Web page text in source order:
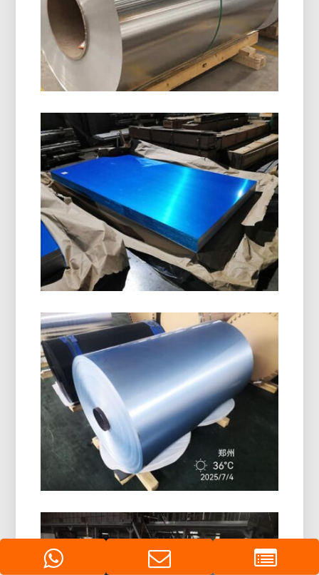
8011 H14 알루미늄 클로저 코일
8011 H14 알루미늄 클로저 코일은 병 뚜껑 제조용
으로 특별히 설계되었습니다., ROPP 캡, 스크류
캡, 및 음료 폐쇄. 그것은 탁월한 형성성을 제공합
니다, 내식성, 우수한 표면 품질.
해양 등급 5086 H116 알루미늄 플
레이트
해양 등급 알아보기 5086 H116 알루미늄 플레이트
는 선체에서 뛰어난 성능을 제공합니다., 갑판, 검
증된 강도의 균형을 갖춘 해양 장비, 내구성, 그리
고 가벼운 디자인.
PE 코팅 알루미늄 호일 롤
고품질 PE 코팅 알루미늄 호일 롤은 탁월한 표면